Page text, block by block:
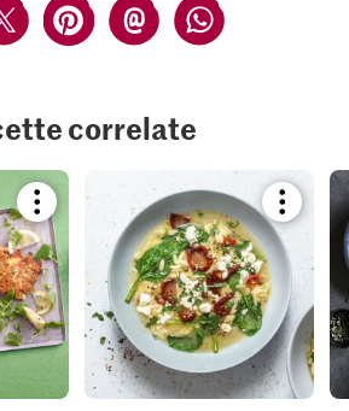
correlate
Bookmark
recipe
or
add
it
to
your
collections.
recipe
or
add
to
your